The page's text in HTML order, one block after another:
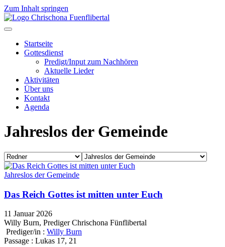
Zum Inhalt springen
Startseite
Gottesdienst
Predigt/Input zum Nachhören
Aktuelle Lieder
Aktivitäten
Über uns
Kontakt
Agenda
Jahreslos der Gemeinde
Jahreslos der Gemeinde
Das Reich Gottes ist mitten unter Euch
11 Januar 2026
Willy Burn, Prediger Chrischona Fünflibertal
Prediger/in : Willy Burn
Passage : Lukas 17, 21